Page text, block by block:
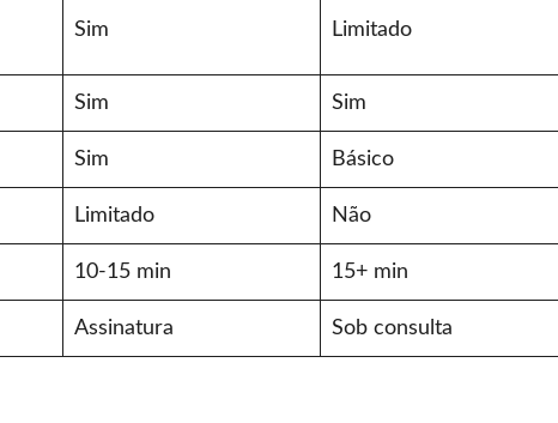
Sim Limitado
Sim Sim
Sim Básico
Limitado Não
10-15 min 15+ min
Assinatura Sob consulta